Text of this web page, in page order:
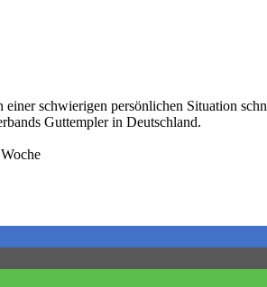
schwierigen persönlichen Situation
Guttempler in Deutschland.